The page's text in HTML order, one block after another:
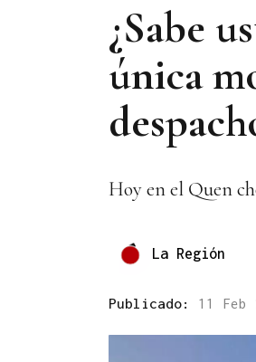
¿Sabe
única
Hoy en el Quen
La Región
Publicado: 11 Feb